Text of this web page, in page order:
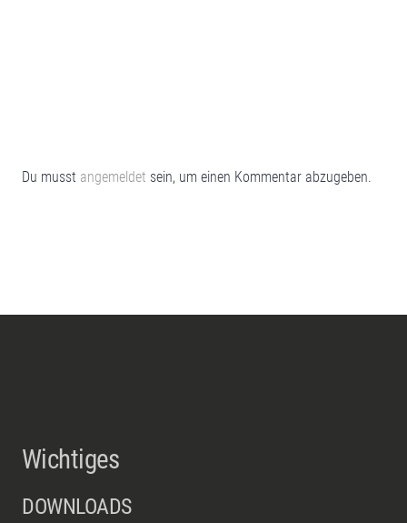
Du musst angemeldet sein, um einen Kommentar abzugeben.
Wichtiges
DOWNLOADS